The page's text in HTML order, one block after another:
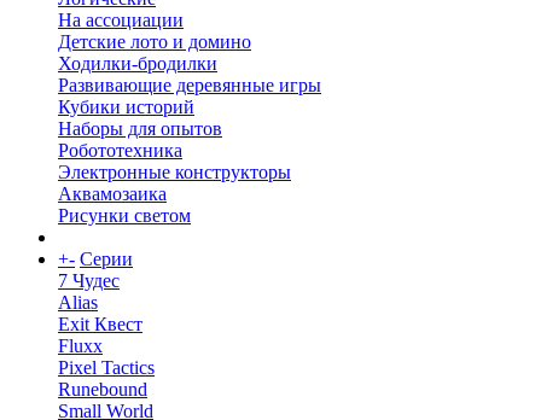
На ассоциации
Детские лото и домино
Ходилки-бродилки
Развивающие деревянные игры
Кубики историй
Наборы для опытов
Робототехника
Электронные конструкторы
Аквамозаика
Рисунки светом
+- Серии
7 Чудес
Alias
Exit Квест
Fluxx
Pixel Tactics
Runebound
Small World